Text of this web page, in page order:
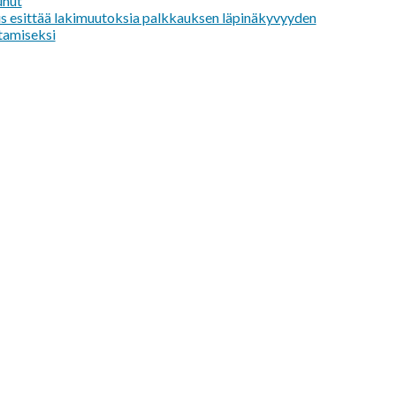
esittää lakimuutoksia palkkauksen läpinäkyvyyden